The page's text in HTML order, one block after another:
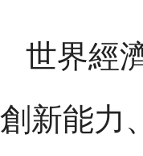
世界經
創新能力